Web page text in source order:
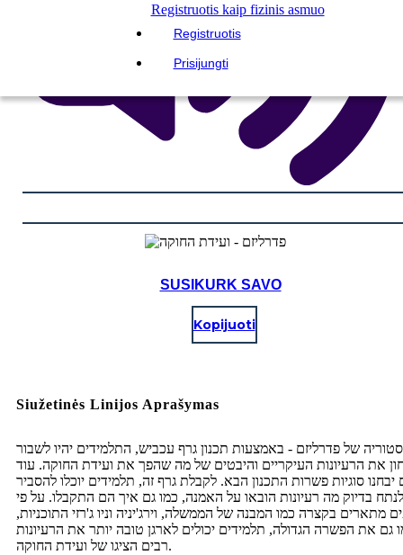
Registruotis kaip fizinis asmuo
Registruotis
Prisijungti
SUSIKURK SAVO
Kopijuoti
Siužetinės Linijos Aprašymas
של פדרליזם - באמצעות תכנון גרף עכביש, התלמידים יהיו לשבור
את הרעיונות העיקריים והיבטים של מה שהפך את ועידת החוקה. עוד
יבחנו סוגיות פשרות התכנון הבא. לקבלת גרף זה, תלמידים יוכלו להסביר
בדיוק מה רעיונות הובאו על האמנה, כמו גם איך הם התקבלו. על פי
מתארים בקצרה כמו המבנה של הממשלה, וירג'יניה וניו ג'רזי התוכניות,
גם את הפשרה הגדולה, תלמידים יכולים לארגן טובה יותר את הרעיונות
רבים הציגו של ועידת החוקה.